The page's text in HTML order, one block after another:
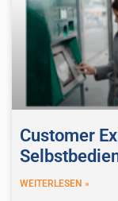
Customer
WEITERLESEN »